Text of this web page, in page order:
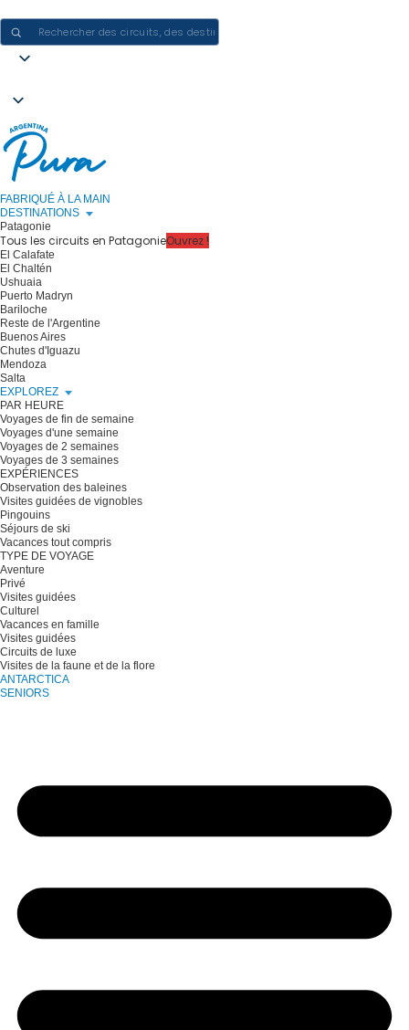
FABRIQUÉ À LA MAIN
DESTINATIONS
Patagonie
Tous les circuits en PatagonieOuvrez !
El Calafate
El Chaltén
Ushuaia
Puerto Madryn
Bariloche
Reste de l'Argentine
Buenos Aires
Chutes d'Iguazu
Mendoza
Salta
EXPLOREZ
PAR HEURE
Voyages de fin de semaine
Voyages d'une semaine
Voyages de 2 semaines
Voyages de 3 semaines
EXPÉRIENCES
Observation des baleines
Visites guidées de vignobles
Pingouins
Séjours de ski
Vacances tout compris
TYPE DE VOYAGE
Aventure
Privé
Visites guidées
Culturel
Vacances en famille
Visites guidées
Circuits de luxe
Visites de la faune et de la flore
ANTARCTICA
SENIORS